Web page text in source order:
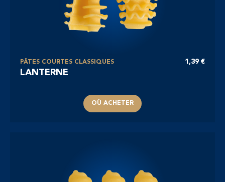
PÂTES COURTES CLASSIQUES 1,39 €
LANTERNE
OÙ ACHETER